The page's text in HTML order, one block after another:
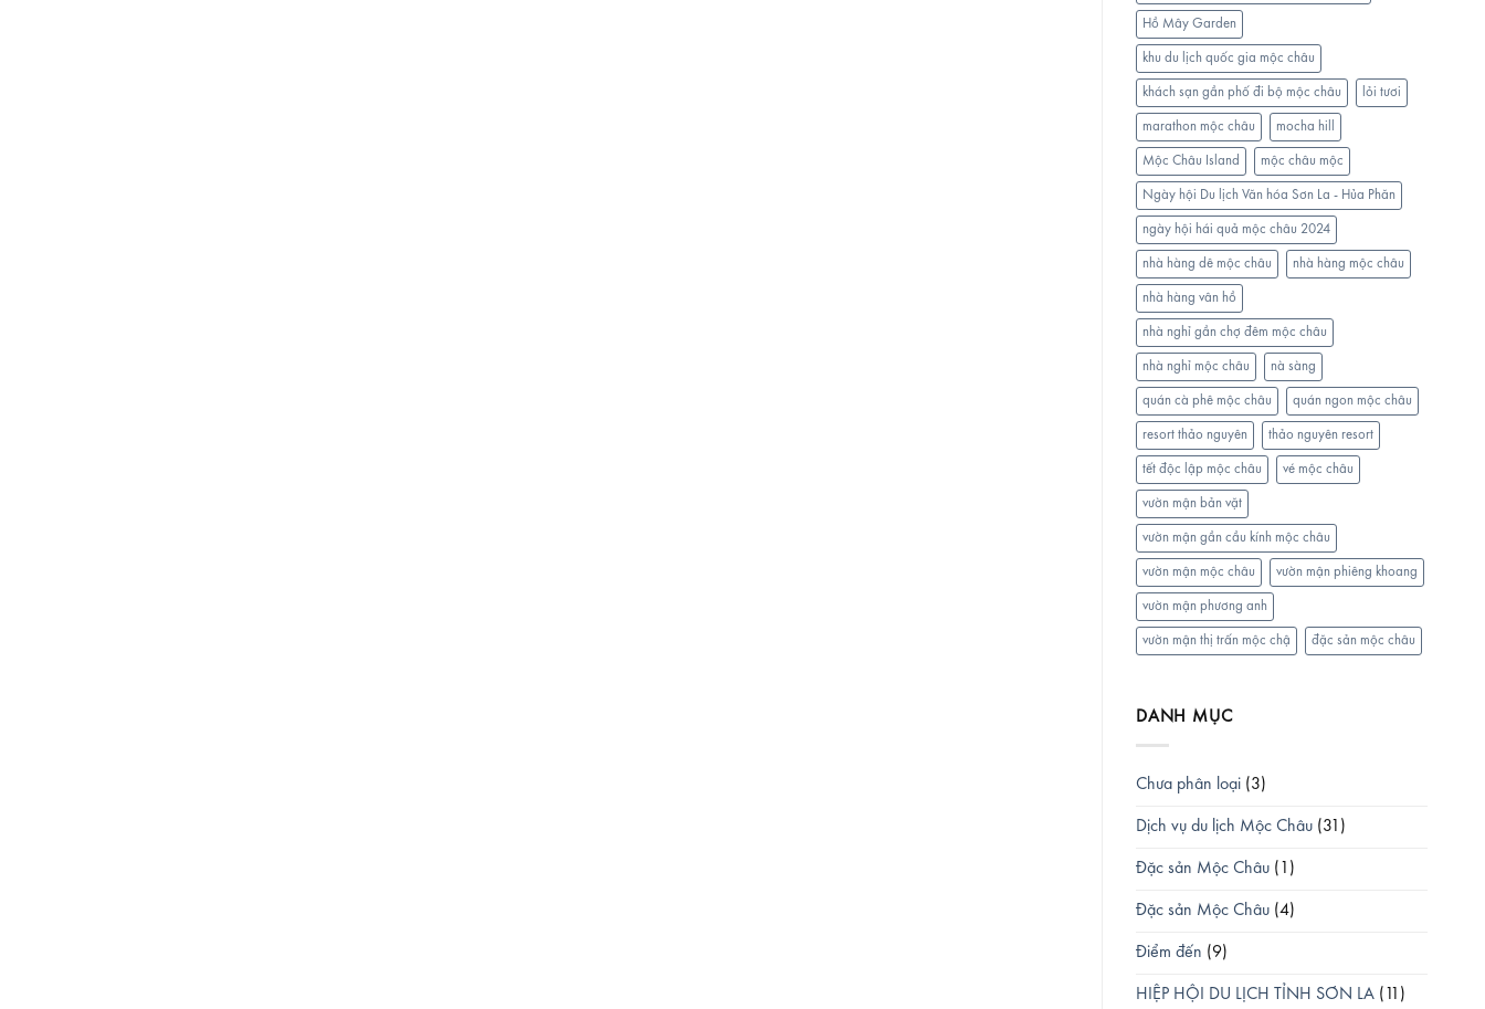
Hồ Mây Garden
khu du lịch quốc gia mộc châu
khách sạn gần phố đi bộ mộc châu lỏi tươi
marathon mộc châu mocha hill
Mộc Châu Island mộc châu mộc
Ngày hội Du lịch Văn hóa Sơn La - Hủa Phăn
ngày hội hái quả mộc châu 2024
nhà hàng dê mộc châu nhà hàng mộc châu
nhà hàng vân hồ
nhà nghỉ gần chợ đêm mộc châu
nhà nghỉ mộc châu nà sàng
quán cà phê mộc châu quán ngon mộc châu
resort thảo nguyên thảo nguyên resort
tết độc lập mộc châu vé mộc châu
vườn mận bản vặt
vườn mận gần cầu kính mộc châu
vườn mận mộc châu vườn mận phiêng khoang
vườn mận phương anh
vườn mận thị trấn mộc chậ đặc sản mộc châu
DANH MỤC
Chưa phân loại (3)
Dịch vụ du lịch Mộc Châu (31)
Đặc sản Mộc Châu (1)
Đặc sản Mộc Châu (4)
Điểm đến (9)
HIỆP HỘI DU LỊCH TỈNH SƠN LA (11)